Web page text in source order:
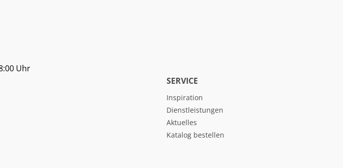
Uhr
SERVICE
Inspiration
Dienstleistungen
Aktuelles
Katalog bestellen